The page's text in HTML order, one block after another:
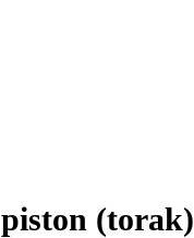
piston (torak)